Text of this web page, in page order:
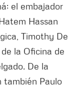
el embajador
Hassan
Timothy De
la Oficina de
De la
también Paulo